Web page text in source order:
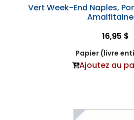
Vert Week-End Naples,
Amalfitaine
16,95 $
Papier (livre
Ajoutez au